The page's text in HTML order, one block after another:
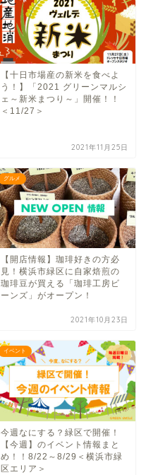
【十日市場産の新米を食べよ
う！】「2021 グリーンマルシ
ェ～新米まつり～」開催！！
＜11/27＞
2021年11月25日
グルメ
【開店情報】珈琲好きの方必
見！横浜市緑区に自家焙煎の
珈琲豆が買える「珈琲工房ビ
ーンズ」がオープン！
2021年10月23日
イベント
今週なにする？緑区で開催！
【今週】のイベント情報まと
め！！8/22～8/29＜横浜市緑
区エリア＞